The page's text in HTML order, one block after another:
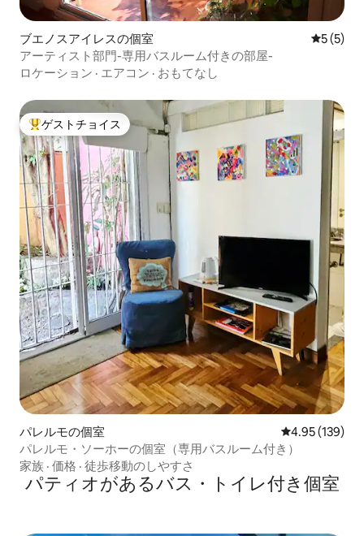
ブエノスアイレスの個室 レビュー
5 (5)
アーティスト部門-専用バスルーム付きの部屋-
ロケーション · エアコン · おもてなし
大好評のゲストチョイスです。
ゲストチョイス
パレルモの個室 レビュー139
4.95 (139)
パレルモ・ソーホーの個室（専用バスルーム付き）
家族 · 価格 · 徒歩移動のしやすさ
パティオがあるバス・トイレ付き個室